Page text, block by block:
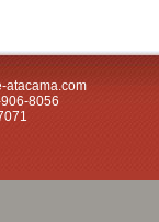
atacama.com
8056